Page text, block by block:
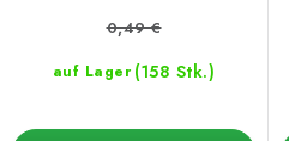
auf Lager (158 Stk.)
0,49 €